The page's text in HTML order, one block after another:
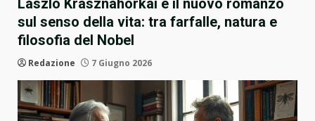
László Krasznahorkai e il nuovo romanzo
sul senso della vita: tra farfalle, natura e
filosofia del Nobel
Redazione 7 Giugno 2026